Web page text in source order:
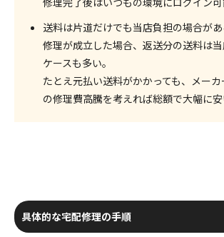
送料は片道だけでも当店負担の場合があ
修理が成立した場合、返送分の送料は
ケースも多い。
たとえ元払い送料がかかっても、メー
の修理費高騰を考えれば総額で大幅に安
具体的な宅配修理の手順